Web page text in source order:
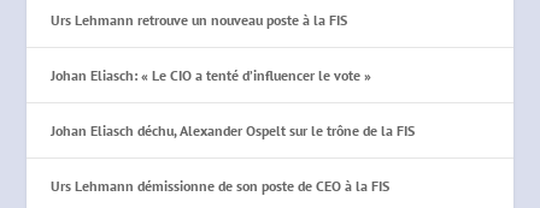
Urs Lehmann retrouve un nouveau poste à la FIS
Johan Eliasch: « Le CIO a tenté d’influencer le vote »
Johan Eliasch déchu, Alexander Ospelt sur le trône de la FIS
Urs Lehmann démissionne de son poste de CEO à la FIS